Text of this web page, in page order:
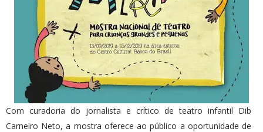
Com curadoria do jornalista e crítico de teatro infantil Dib
Carneiro Neto, a mostra oferece ao público a oportunidade de